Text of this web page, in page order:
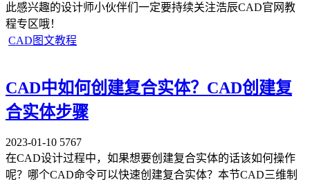
此感兴趣的设计师小伙伴们一定要持续关注浩辰CAD官网教
程专区哦！
CAD图文教程
CAD中如何创建复合实体？CAD创建复
合实体步骤
2023-01-10 5767
在CAD设计过程中，如果想要创建复合实体的话该如何操作
呢？哪个CAD命令可以快速创建复合实体？本节CAD三维制